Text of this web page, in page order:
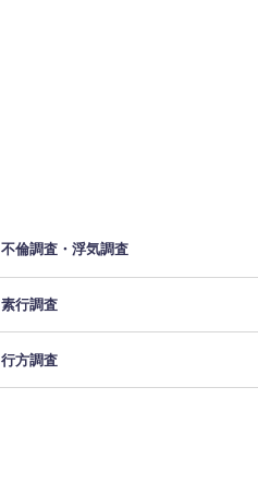
不倫調査・浮気調査
素行調査
行方調査